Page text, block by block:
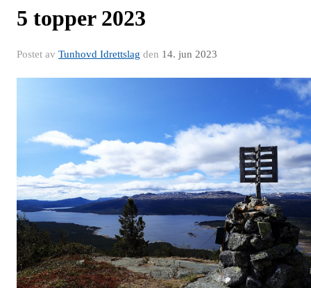
5 topper 2023
Postet av Tunhovd Idrettslag den 14. jun 2023